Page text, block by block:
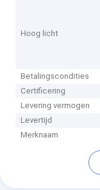
Hoog licht
Betalingscondities
Certificering
Levering vermogen
Levertijd
Merknaam